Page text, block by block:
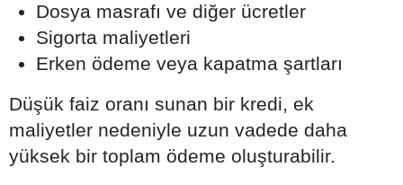
Dosya masrafı ve diğer ücretler
Sigorta maliyetleri
Erken ödeme veya kapatma şartları
Düşük faiz oranı sunan bir kredi, ek
maliyetler nedeniyle uzun vadede daha
yüksek bir toplam ödeme oluşturabilir.